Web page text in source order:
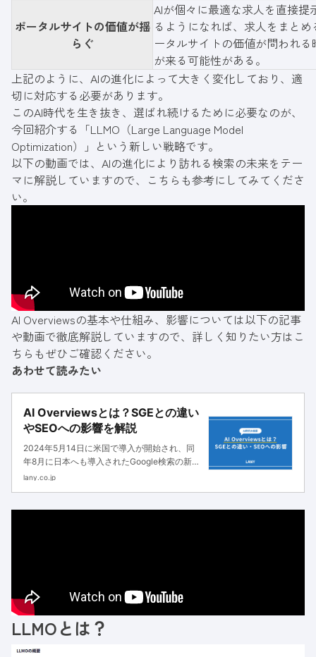
ポータルサイトの価値が揺
らぐ
AIが個々に最適な求人を直接提
るようになれば、求人をまとめ
ータルサイトの価値が問われる
が来る可能性がある。
上記のように、AIの進化によって大きく変化しており、適
切に対応する必要があります。
このAI時代を生き抜き、選ばれ続けるために必要なのが、
今回紹介する「LLMO（Large Language Model
Optimization）」という新しい戦略です。
以下の動画では、AIの進化により訪れる検索の未来をテー
マに解説していますので、こちらも参考にしてみてくださ
い。
AI Overviewsの基本や仕組み、影響については以下の記事
や動画で徹底解説していますので、詳しく知りたい方はこ
ちらもぜひご確認ください。
あわせて読みたい
AI Overviewsとは？SGEとの違い
やSEOへの影響を解説
2024年5月14日に米国で導入が開始され、同
年8月に日本へも導入されたGoogle検索の新た
なサービス「AI Overviews」は、検索体験にさ
lany.co.jp
LLMOとは？